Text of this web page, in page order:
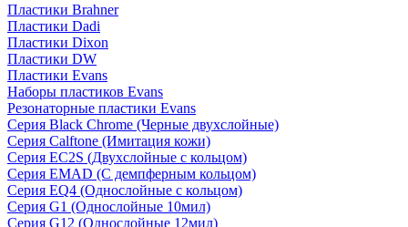
Пластики Brahner
Пластики Dadi
Пластики Dixon
Пластики DW
Пластики Evans
Наборы пластиков Evans
Резонаторные пластики Evans
Серия Black Chrome (Черные двухслойные)
Серия Calftone (Имитация кожи)
Серия EC2S (Двухслойные с кольцом)
Серия EMAD (С демпферным кольцом)
Серия EQ4 (Однослойные с кольцом)
Серия G1 (Однослойные 10мил)
Серия G12 (Однослойные 12мил)